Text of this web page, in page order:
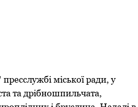
пресслужбі міської ради, у
та дрібношпильчата,